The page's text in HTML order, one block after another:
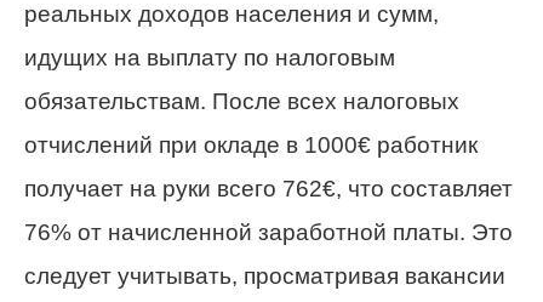
реальных доходов населения и сумм,
идущих на выплату по налоговым
обязательствам. После всех налоговых
отчислений при окладе в 1000€ работник
получает на руки всего 762€, что составляет
76% от начисленной заработной платы. Это
следует учитывать, просматривая вакансии